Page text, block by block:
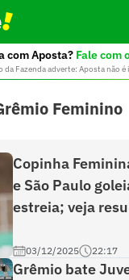
com Aposta? Fale com
da Fazenda adverte: Aposta não
Feminino
Copinha
e São Paulo
estreia; veja
03/12/2025 22:17
Grêmio bate